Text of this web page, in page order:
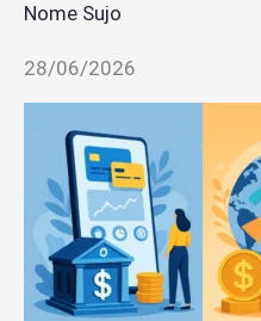
Nome Sujo
28/06/2026